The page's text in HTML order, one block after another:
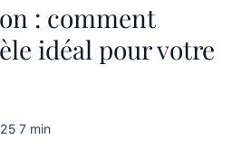
: comment
idéal pour votre
·7 min